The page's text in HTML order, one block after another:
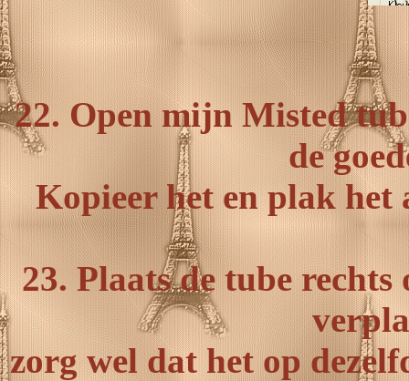
22. Open mijn Misted
de
Kopieer het en plak het
23. Plaats de tube
zorg wel dat het op